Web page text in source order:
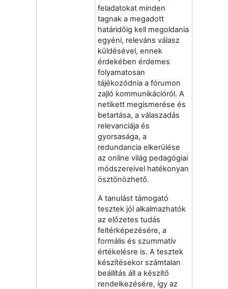
feladatokat minden
tagnak a megadott
határidőig kell megoldania
egyéni, releváns válasz
küldésével, ennek
érdekében érdemes
folyamatosan
tájékozódnia a fórumon
zajló kommunikációról. A
netikett megismerése és
betartása, a válaszadás
relevanciája és
gyorsasága, a
redundancia elkerülése
az online világ pedagógiai
módszereivel hatékonyan
ösztönözhető.
A tanulást támogató
tesztek jól alkalmazhatók
az előzetes tudás
feltérképezésére, a
formális és szummatív
értékelésre is. A tesztek
készítésekor számtalan
beállítás áll a készítő
rendelkezésére, így az